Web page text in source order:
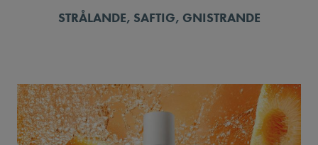
STRÅLANDE, SAFTIG, GNISTRANDE